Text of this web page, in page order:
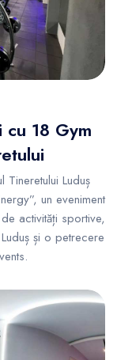
18 Gym
Tineretului Luduș
un eveniment
activități sportive,
și o petrecere